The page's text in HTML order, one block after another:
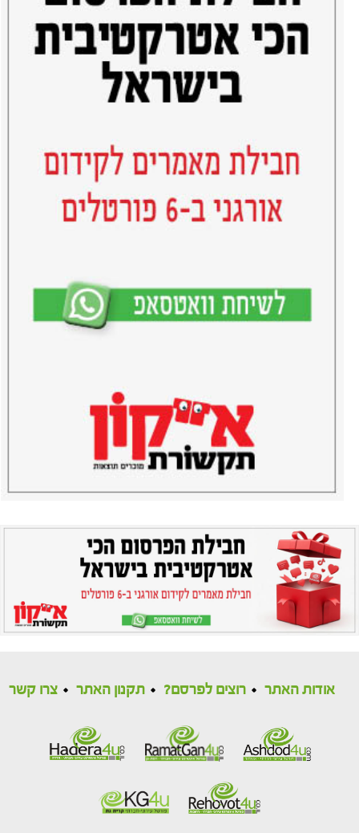
אודות האתר רוצים לפרסם? תקנון האתר צרו קשר